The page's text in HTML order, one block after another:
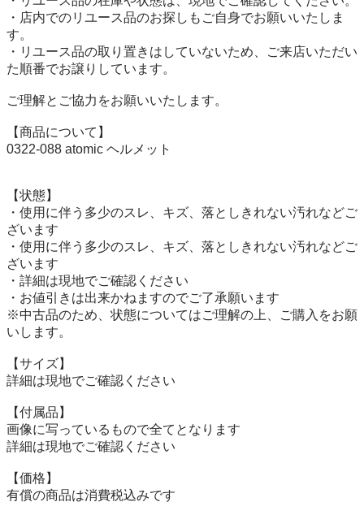
・店内でのリユース品のお探しもご自身でお願いいたしま
す。
・リユース品の取り置きはしていないため、ご来店いただい
た順番でお譲りしています。
ご理解とご協力をお願いいたします。
【商品について】
0322-088 atomic ヘルメット
【状態】
・使用に伴う多少のスレ、キズ、落としきれない汚れなどご
ざいます
・使用に伴う多少のスレ、キズ、落としきれない汚れなどご
ざいます
・詳細は現地でご確認ください
・お値引きは出来かねますのでご了承願います
※中古品のため、状態についてはご理解の上、ご購入をお願
いします。
【サイズ】
詳細は現地でご確認ください
【付属品】
画像に写っているもので全てとなります
詳細は現地でご確認ください
【価格】
有償の商品は消費税込みです